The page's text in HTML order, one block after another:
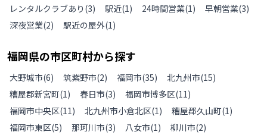
レンタルクラブあり (3) 駅近(1) 24時間営業(1) 早朝営業(3)
深夜営業(2) 駅近の屋外(1)
福岡県の市区町村から探す
大野城市(6) 筑紫野市(2) 福岡市(35) 北九州市(15)
糟屋郡新宮町(1) 春日市(3) 福岡市博多区(11)
福岡市中央区(11) 北九州市小倉北区(1) 糟屋郡久山町(1)
福岡市東区(5) 那珂川市(3) 八女市(1) 柳川市(2)